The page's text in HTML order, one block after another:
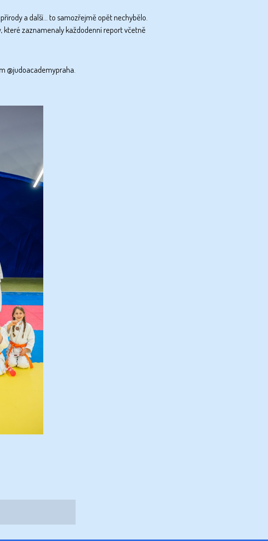
a další... to samozřejmě opět nechybělo.
které zaznamenaly každodenní report včetně
@judoacademypraha.